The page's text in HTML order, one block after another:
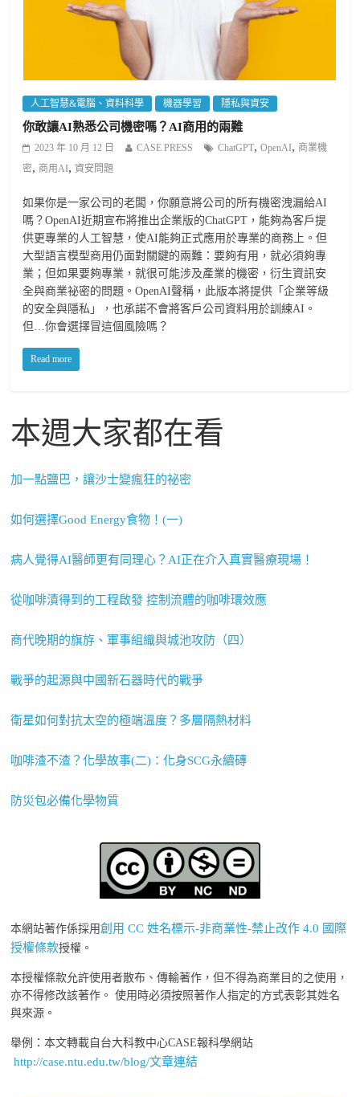
人工智慧&電腦、資料科學 機器學習 隱私與資安
你敢讓AI熟悉公司機密嗎？AI商用的兩難
2023 年 10 月 12 日 CASE PRESS ChatGPT,OpenAI,商業機
密,商用AI,資安問題
如果你是一家公司的老闆，你願意將公司的所有機密洩漏給AI
嗎？OpenAI近期宣布將推出企業版的ChatGPT，能夠為客戶提
供更專業的人工智慧，使AI能夠正式應用於專業的商務上。但
大型語言模型商用仍面對關鍵的兩難：要夠有用，就必須夠專
業；但如果要夠專業，就很可能涉及產業的機密，衍生資訊安
全與商業祕密的問題。OpenAI聲稱，此版本將提供「企業等級
的安全與隱私」，也承諾不會將客戶公司資料用於訓練AI。
但…你會選擇冒這個風險嗎？
Read more
本週大家都在看
加一點鹽巴，讓沙士變瘋狂的祕密
如何選擇Good Energy食物！(一)
病人覺得AI醫師更有同理心？AI正在介入真實醫療現場！
從咖啡漬得到的工程啟發 控制流體的咖啡環效應
商代晚期的旗斿、軍事組織與城池攻防（四）
戰爭的起源與中國新石器時代的戰爭
衛星如何對抗太空的極端溫度？多層隔熱材料
咖啡渣不渣？化學故事(二)：化身SCG永續磚
防災包必備化學物質
本網站著作係採用創用 CC 姓名標示-非商業性-禁止改作 4.0 國際
授權條款授權。
本授權條款允許使用者散布、傳輸著作，但不得為商業目的之使用，
亦不得修改該著作。 使用時必須按照著作人指定的方式表彰其姓名
與來源。
舉例：本文轉載自台大科教中心CASE報科學網站
http://case.ntu.edu.tw/blog/文章連結